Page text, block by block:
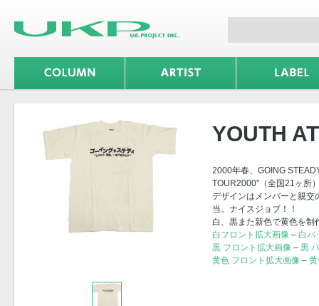
YOUTH
2000年春、GOING
TOUR2000”（全国21ヶ所
デザインはメンバーと親交
当。ナイスジョブ！！
白、黒また新色で黄色を制
白フロント拡大画像 – 白バ
黒 フロント拡大画像 – 黒
黄色 フロント拡大画像 –